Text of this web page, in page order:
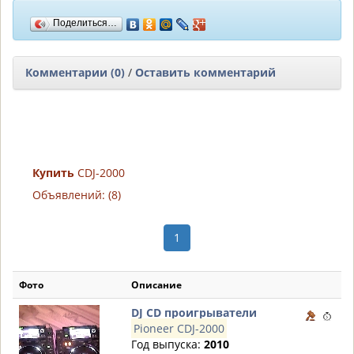
Поделиться…
Комментарии (0) / Оставить комментарий
Купить CDJ-2000
Объявлений: (8)
1
Фото Описание
DJ CD проигрыватели
Pioneer CDJ-2000
Год выпуска: 2010